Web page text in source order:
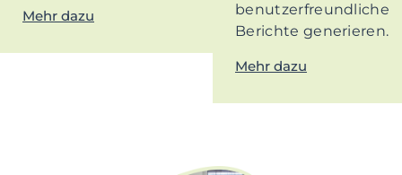
Mehr dazu
benutzerfreundliche
Berichte generieren.
Mehr dazu